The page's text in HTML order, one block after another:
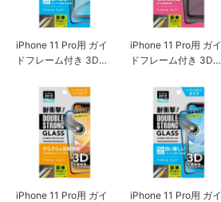
iPhone 11 Pro用 ガイ
ドフレーム付き 3Dハ
ルーライト低減
iPhone 11 Pro用 ガイ
ドフレーム付き 3Dハ
き見防止
iPhone 11 Pro用 ガイ
iPhone 11 Pro用 ガイ